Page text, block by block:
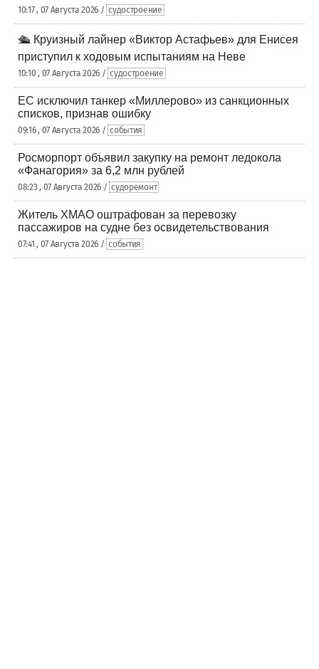
10:17 , 07 Августа 2026 / судостроение
🛳️ Круизный лайнер «Виктор Астафьев» для Енисея
приступил к ходовым испытаниям на Неве
10:10 , 07 Августа 2026 / судостроение
ЕС исключил танкер «Миллерово» из санкционных
списков, признав ошибку
09:16 , 07 Августа 2026 / события
Росморпорт объявил закупку на ремонт ледокола
«Фанагория» за 6,2 млн рублей
08:23 , 07 Августа 2026 / судоремонт
Житель ХМАО оштрафован за перевозку
пассажиров на судне без освидетельствования
07:41 , 07 Августа 2026 / события